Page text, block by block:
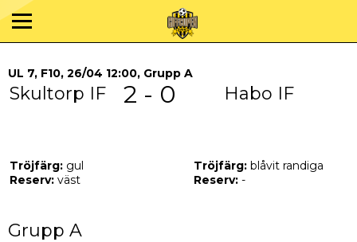
UL 7, F10, 26/04 12:00, Grupp A
Skultorp IF 2 - 0 Habo IF
Tröjfärg: gul
Reserv: väst
Tröjfärg: blåvit randiga
Reserv: -
Grupp A